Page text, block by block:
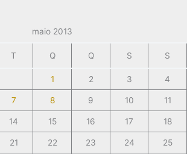
maio 2013
T Q Q S S
1 2 3 4
7 8 9 10 11
14 15 16 17 18
21 22 23 24 25